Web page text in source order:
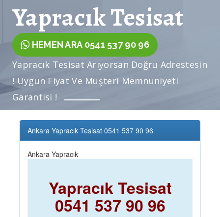
Yapracık Tesisat
HEMEN ARA 0541 537 90 96
Yapracık Tesisat Arıyorsan Doğru Adrestesin
! Uygun Fiyat Ve Müşteri Memnuniyeti
Garantisi !
Ankara Yapracık Tesisat 0541 537 90 96
Ankara Yapracık
Yapracık Tesisat
0541 537 90 96